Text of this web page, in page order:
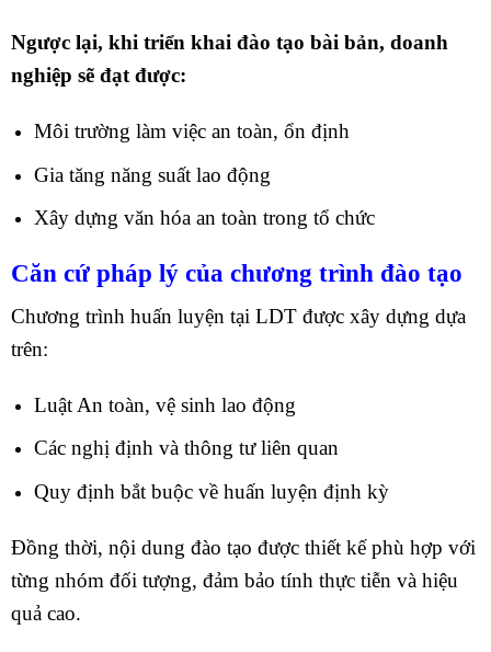
Ngược lại, khi triển khai đào tạo bài bản, doanh
nghiệp sẽ đạt được:
Môi trường làm việc an toàn, ổn định
Gia tăng năng suất lao động
Xây dựng văn hóa an toàn trong tổ chức
Căn cứ pháp lý của chương trình đào tạo
Chương trình huấn luyện tại LDT được xây dựng dựa
trên:
Luật An toàn, vệ sinh lao động
Các nghị định và thông tư liên quan
Quy định bắt buộc về huấn luyện định kỳ
Đồng thời, nội dung đào tạo được thiết kế phù hợp với
từng nhóm đối tượng, đảm bảo tính thực tiễn và hiệu
quả cao.